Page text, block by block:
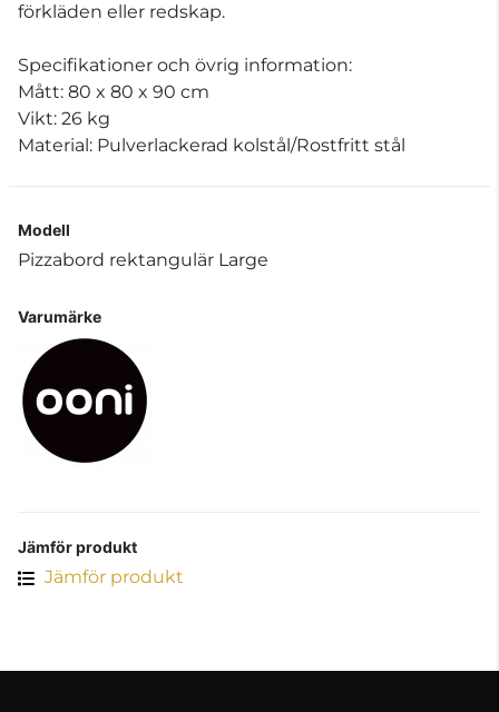
förkläden eller redskap.
Specifikationer och övrig information:
Mått: 80 x 80 x 90 cm
Vikt: 26 kg
Material: Pulverlackerad kolstål/Rostfritt stål
Modell
Pizzabord rektangulär Large
Varumärke
Jämför produkt
Jämför produkt